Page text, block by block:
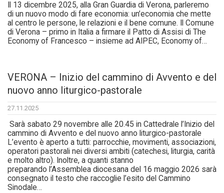
Il 13 dicembre 2025, alla Gran Guardia di Verona, parleremo
di un nuovo modo di fare economia: un’economia che mette
al centro le persone, le relazioni e il bene comune. Il Comune
di Verona – primo in Italia a firmare il Patto di Assisi di The
Economy of Francesco – insieme ad AIPEC, Economy of…
VERONA – Inizio del cammino di Avvento e del
nuovo anno liturgico-pastorale
27.11.2025
Sarà sabato 29 novembre alle 20.45 in Cattedrale l’Inizio del
cammino di Avvento e del nuovo anno liturgico-pastorale
L’evento è aperto a tutti: parrocchie, movimenti, associazioni,
operatori pastorali nei diversi ambiti (catechesi, liturgia, carità
e molto altro). Inoltre, a quanti stanno
preparando l’Assemblea diocesana del 16 maggio 2026 sarà
consegnato il testo che raccoglie l’esito del Cammino
Sinodale…